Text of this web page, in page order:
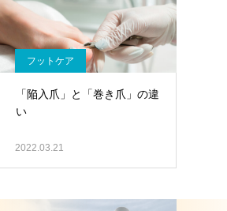
フットケア
「陥入爪」と「巻き爪」の違
い
2022.03.21